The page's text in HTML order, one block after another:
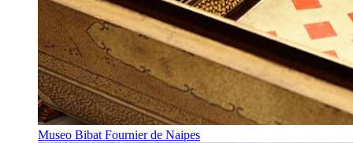
Museo Bibat Fournier de Naipes